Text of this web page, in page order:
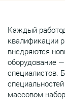
Каждый
квалификации
внедряются
оборудование
специалистов.
массовом